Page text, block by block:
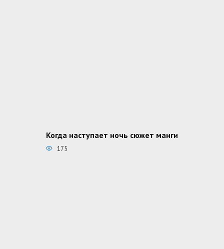
Когда наступает ночь сюжет манги
175